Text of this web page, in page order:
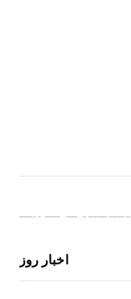
دسته بندی خبرها:
اخبار روز